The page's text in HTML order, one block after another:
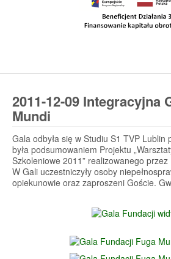
2011-12-09 Integracyjna
Mundi
Gala odbyła się w Studiu S1 TVP Lublin
była podsumowaniem Projektu
Szkoleniowe 2011” realizowanego
W Gali uczestniczyły osoby
opiekunowie oraz zaproszeni Goście.